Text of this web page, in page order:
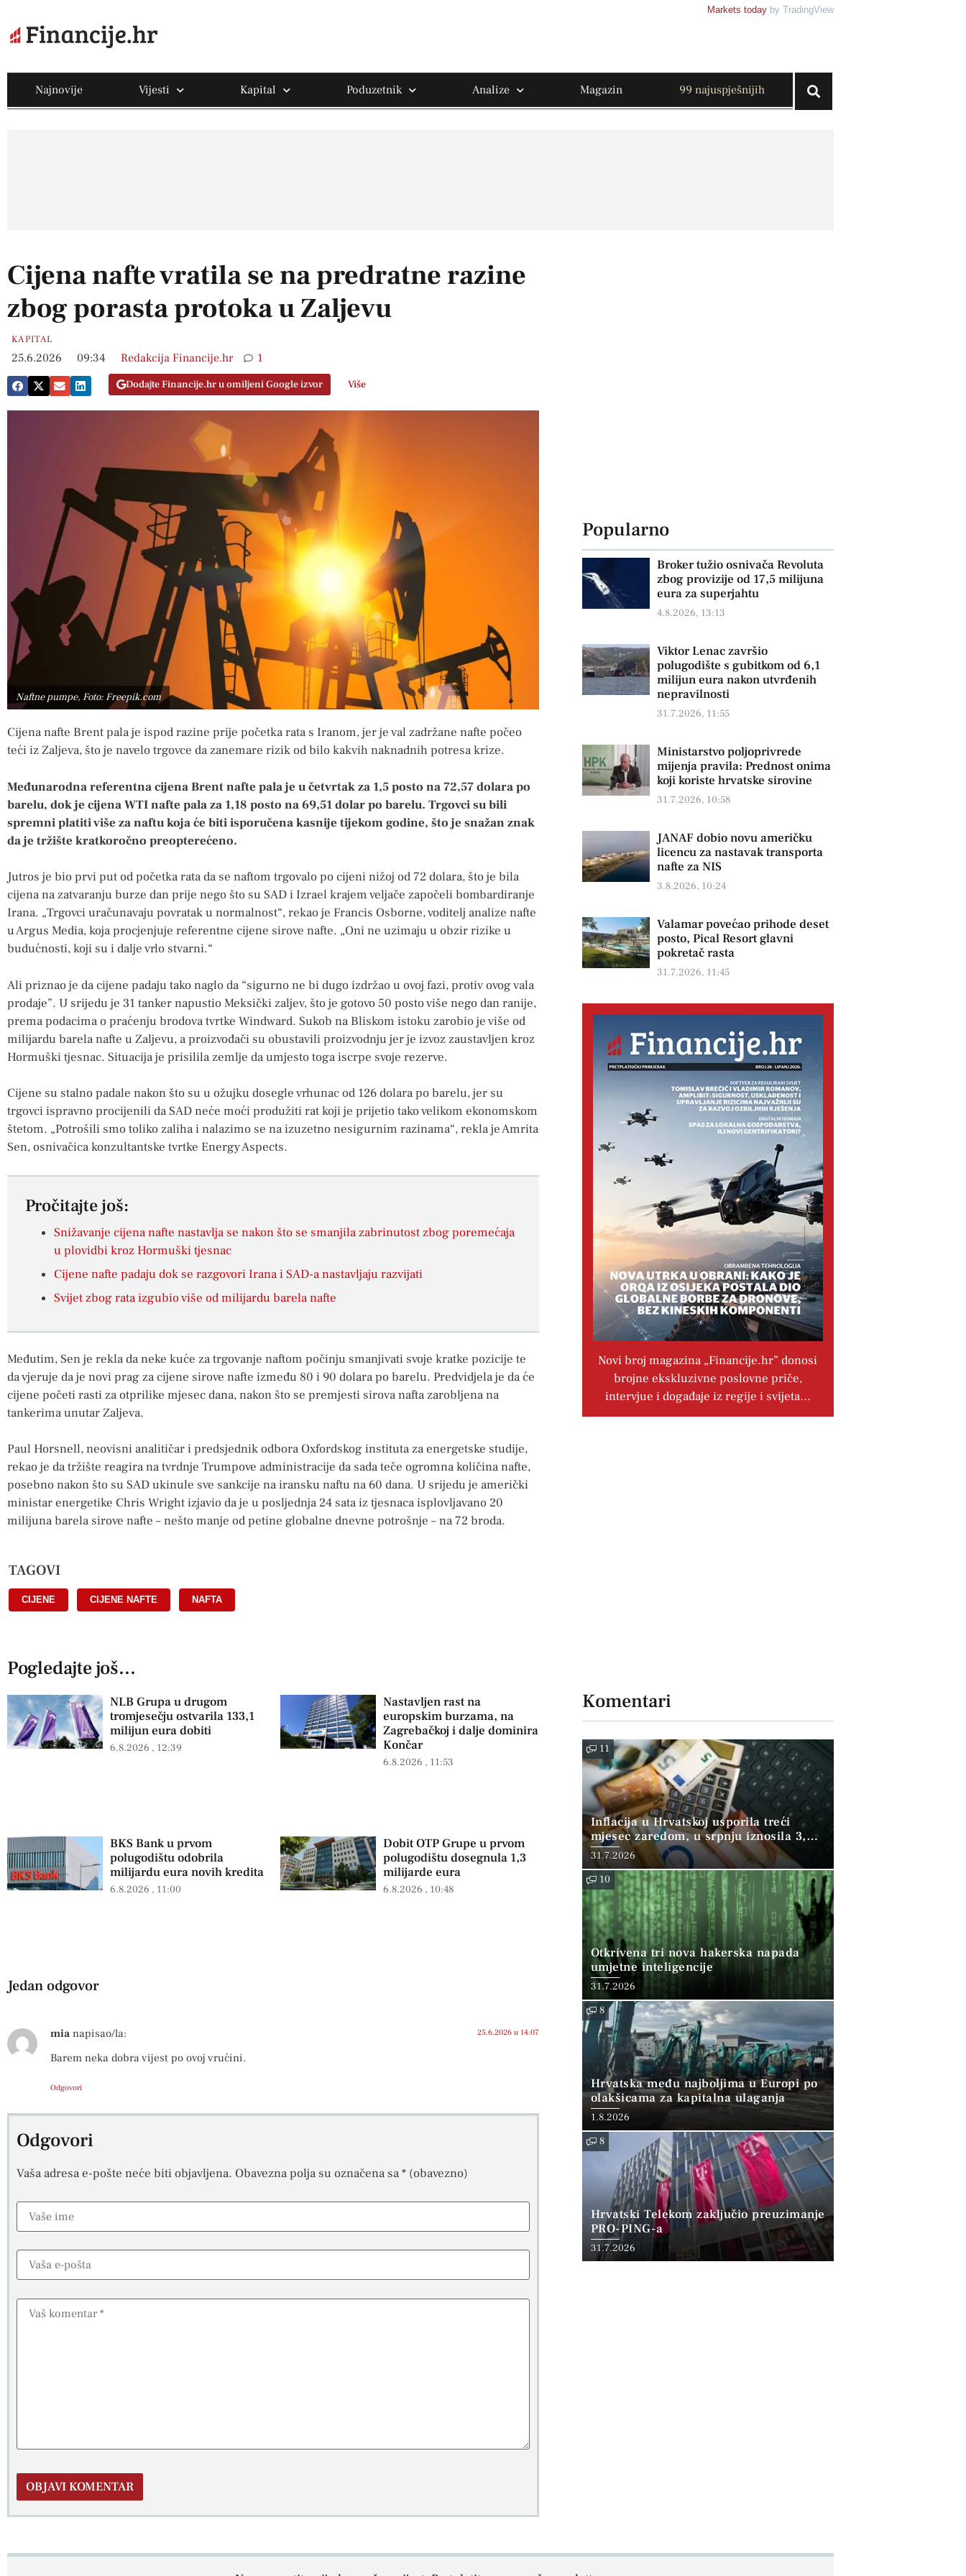
Markets today by TradingView
Najnovije Vijesti Kapital Poduzetnik Analize Magazin 99 najuspješnijih
Cijena nafte vratila se na predratne razine
zbog porasta protoka u Zaljevu
KAPITAL
25.6.2026 09:34 Redakcija Financije.hr 1
Dodajte Financije.hr u omiljeni Google izvor Više
Naftne pumpe, Foto: Freepik.com
Cijena nafte Brent pala je ispod razine prije početka rata s Iranom, jer je val zadržane nafte počeo
teći iz Zaljeva, što je navelo trgovce da zanemare rizik od bilo kakvih naknadnih potresa krize.
Međunarodna referentna cijena Brent nafte pala je u četvrtak za 1,5 posto na 72,57 dolara po
barelu, dok je cijena WTI nafte pala za 1,18 posto na 69,51 dolar po barelu. Trgovci su bili
spremni platiti više za naftu koja će biti isporučena kasnije tijekom godine, što je snažan znak
da je tržište kratkoročno preopterećeno.
Jutros je bio prvi put od početka rata da se naftom trgovalo po cijeni nižoj od 72 dolara, što je bila
cijena na zatvaranju burze dan prije nego što su SAD i Izrael krajem veljače započeli bombardiranje
Irana. „Trgovci uračunavaju povratak u normalnost“, rekao je Francis Osborne, voditelj analize nafte
u Argus Media, koja procjenjuje referentne cijene sirove nafte. „Oni ne uzimaju u obzir rizike u
budućnosti, koji su i dalje vrlo stvarni.“
Ali priznao je da cijene padaju tako naglo da “sigurno ne bi dugo izdržao u ovoj fazi, protiv ovog vala
prodaje”. U srijedu je 31 tanker napustio Meksički zaljev, što je gotovo 50 posto više nego dan ranije,
prema podacima o praćenju brodova tvrtke Windward. Sukob na Bliskom istoku zarobio je više od
milijardu barela nafte u Zaljevu, a proizvođači su obustavili proizvodnju jer je izvoz zaustavljen kroz
Hormuški tjesnac. Situacija je prisilila zemlje da umjesto toga iscrpe svoje rezerve.
Cijene su stalno padale nakon što su u ožujku dosegle vrhunac od 126 dolara po barelu, jer su
trgovci ispravno procijenili da SAD neće moći produžiti rat koji je prijetio tako velikom ekonomskom
štetom. „Potrošili smo toliko zaliha i nalazimo se na izuzetno nesigurnim razinama“, rekla je Amrita
Sen, osnivačica konzultantske tvrtke Energy Aspects.
Pročitajte još:
Snižavanje cijena nafte nastavlja se nakon što se smanjila zabrinutost zbog poremećaja
u plovidbi kroz Hormuški tjesnac
Cijene nafte padaju dok se razgovori Irana i SAD-a nastavljaju razvijati
Svijet zbog rata izgubio više od milijardu barela nafte
Međutim, Sen je rekla da neke kuće za trgovanje naftom počinju smanjivati ​​svoje kratke pozicije te
da vjeruje da je novi prag za cijene sirove nafte između 80 i 90 dolara po barelu. Predvidjela je da će
cijene početi rasti za otprilike mjesec dana, nakon što se premjesti sirova nafta zarobljena na
tankerima unutar Zaljeva.
Paul Horsnell, neovisni analitičar i predsjednik odbora Oxfordskog instituta za energetske studije,
rekao je da tržište reagira na tvrdnje Trumpove administracije da sada teče ogromna količina nafte,
posebno nakon što su SAD ukinule sve sankcije na iransku naftu na 60 dana. U srijedu je američki
ministar energetike Chris Wright izjavio da je u posljednja 24 sata iz tjesnaca isplovljavano 20
milijuna barela sirove nafte – nešto manje od petine globalne dnevne potrošnje – na 72 broda.
TAGOVI
CIJENE CIJENE NAFTE NAFTA
Pogledajte još...
NLB Grupa u drugom
tromjesečju ostvarila 133,1
milijun eura dobiti
6.8.2026 12:39
Nastavljen rast na
europskim burzama, na
Zagrebačkoj i dalje dominira
Končar
6.8.2026 11:53
BKS Bank u prvom
polugodištu odobrila
milijardu eura novih kredita
6.8.2026 11:00
Dobit OTP Grupe u prvom
polugodištu dosegnula 1,3
milijarde eura
6.8.2026 10:48
Jedan odgovor
mia napisao/la: 25.6.2026 u 14:07
Barem neka dobra vijest po ovoj vrućini.
Odgovori
Odgovori
Vaša adresa e-pošte neće biti objavljena. Obavezna polja su označena sa* (obavezno)
Popularno
Broker tužio osnivača Revoluta
zbog provizije od 17,5 milijuna
eura za superjahtu
4.8.2026, 13:13
Viktor Lenac završio
polugodište s gubitkom od 6,1
milijun eura nakon utvrđenih
nepravilnosti
31.7.2026, 11:55
Ministarstvo poljoprivrede
mijenja pravila: Prednost onima
koji koriste hrvatske sirovine
31.7.2026, 10:58
JANAF dobio novu američku
licencu za nastavak transporta
nafte za NIS
3.8.2026, 10:24
Valamar povećao prihode deset
posto, Pical Resort glavni
pokretač rasta
31.7.2026, 11:45
Novi broj magazina „Financije.hr” donosi
brojne ekskluzivne poslovne priče,
intervjue i događaje iz regije i svijeta…
Komentari
11
Inflacija u Hrvatskoj usporila treći
mjesec zaredom, u srpnju iznosila 3,9
posto
31.7.2026
10
Otkrivena tri nova hakerska napada
umjetne inteligencije
31.7.2026
8
Hrvatska među najboljima u Europi po
olakšicama za kapitalna ulaganja
1.8.2026
8
Hrvatski Telekom zaključio preuzimanje
PRO-PING-a
31.7.2026